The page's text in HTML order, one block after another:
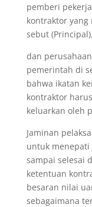
pemberi
kontraktor
sebut (Principal),
dan
pemerintah di
bahwa ikatan
kontraktor
keluarkan oleh
Jaminan
untuk menepati
sampai selesai
ketentuan
besaran nilai
sebagaimana